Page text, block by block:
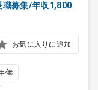
職募集/年収1,800
お気に入りに追加
俸